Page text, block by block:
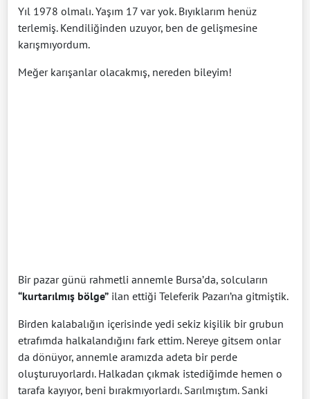
Yıl 1978 olmalı. Yaşım 17 var yok. Bıyıklarım henüz
terlemiş. Kendiliğinden uzuyor, ben de gelişmesine
karışmıyordum.
Meğer karışanlar olacakmış, nereden bileyim!
Bir pazar günü rahmetli annemle Bursa’da, solcuların
“kurtarılmış bölge” ilan ettiği Teleferik Pazarı’na gitmiştik.
Birden kalabalığın içerisinde yedi sekiz kişilik bir grubun
etrafımda halkalandığını fark ettim. Nereye gitsem onlar
da dönüyor, annemle aramızda adeta bir perde
oluşturuyorlardı. Halkadan çıkmak istediğimde hemen o
tarafa kayıyor, beni bırakmıyorlardı. Sarılmıştım. Sanki